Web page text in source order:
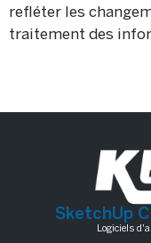
refléter les
traitement des
SketchUp
Logiciels